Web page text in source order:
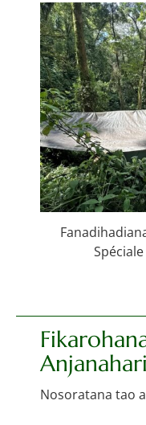
Nosoratana tao